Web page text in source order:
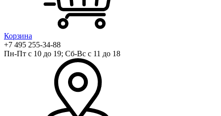
Корзина
+7 495 255-34-88
Пн-Пт с 10 до 19; Сб-Вс с 11 до 18